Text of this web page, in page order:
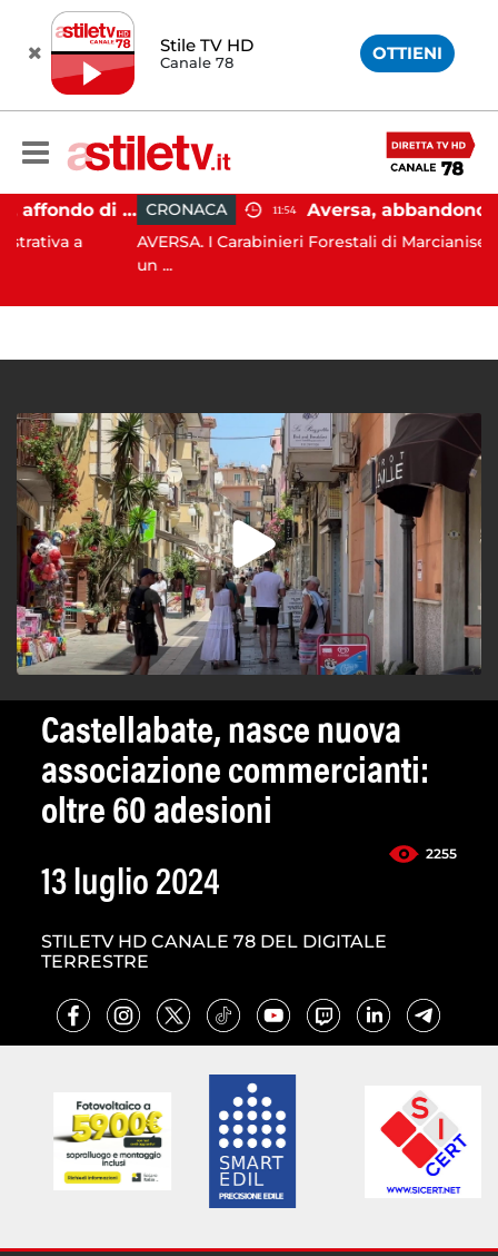
Stile TV HD
Canale 78 OTTIENI
Capaccio Paestum, affondo di Forza Italia: "Paolino è arrivato al capolinea"
a
CRONACA 11:54
AVERSA. I Carabinieri Forestali di Marcianise
Castellabate, nasce nuova
associazione commercianti:
oltre 60 adesioni
2255
13 luglio 2024
STILETV HD CANALE 78 DEL DIGITALE
TERRESTRE